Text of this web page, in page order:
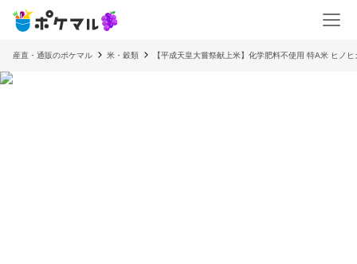
産直・通販のポケマル 米・穀類 【平成天皇大嘗祭献上米】化学肥料不使用 特A米 ヒノ